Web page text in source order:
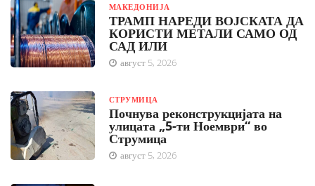
МАКЕДОНИЈА
ТРАМП НАРЕДИ ВОЈСКАТА ДА
КОРИСТИ МЕТАЛИ САМО ОД
САД ИЛИ
август 5, 2026
СТРУМИЦА
Почнува реконструкцијата на
улицата „5-ти Ноември“ во
Струмица
август 5, 2026